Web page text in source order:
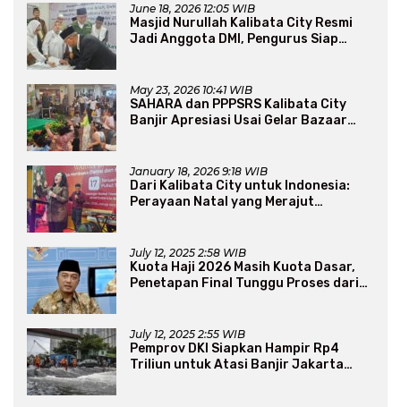
June 18, 2026 12:05 WIB
Masjid Nurullah Kalibata City Resmi
Jadi Anggota DMI, Pengurus Siap
May 23, 2026 10:41 WIB
SAHARA dan PPPSRS Kalibata City
Banjir Apresiasi Usai Gelar Bazaar
January 18, 2026 9:18 WIB
Dari Kalibata City untuk Indonesia:
Perayaan Natal yang Merajut
July 12, 2025 2:58 WIB
Kuota Haji 2026 Masih Kuota Dasar,
Penetapan Final Tunggu Proses dari
July 12, 2025 2:55 WIB
Pemprov DKI Siapkan Hampir Rp4
Triliun untuk Atasi Banjir Jakarta